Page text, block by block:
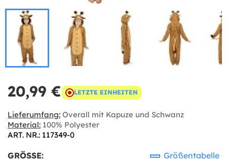
20,99 € LETZTE EINHEITEN
Lieferumfang: Overall mit Kapuze und Schwanz
Material: 100% Polyester
ART. NR.: 117349-0
GRÖSSE: Größentabelle